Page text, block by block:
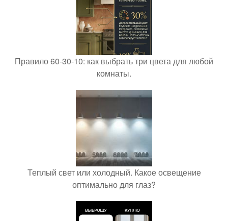
Правило 60-30-10: как выбрать три цвета для любой
комнаты.
Теплый свет или холодный. Какое освещение
оптимально для глаз?